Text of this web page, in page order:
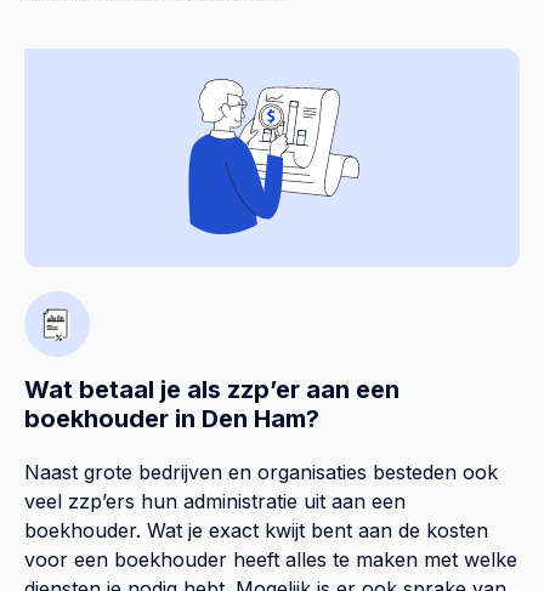
Wat betaal je als zzp’er aan een
boekhouder in Den Ham?
Naast grote bedrijven en organisaties besteden ook
veel zzp’ers hun administratie uit aan een
boekhouder. Wat je exact kwijt bent aan de kosten
voor een boekhouder heeft alles te maken met welke